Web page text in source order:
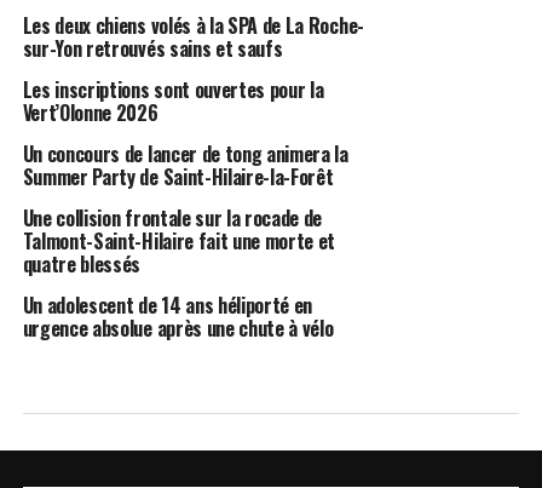
Les deux chiens volés à la SPA de La Roche-
sur-Yon retrouvés sains et saufs
Les inscriptions sont ouvertes pour la
Vert’Olonne 2026
Un concours de lancer de tong animera la
Summer Party de Saint-Hilaire-la-Forêt
Une collision frontale sur la rocade de
Talmont-Saint-Hilaire fait une morte et
quatre blessés
Un adolescent de 14 ans héliporté en
urgence absolue après une chute à vélo